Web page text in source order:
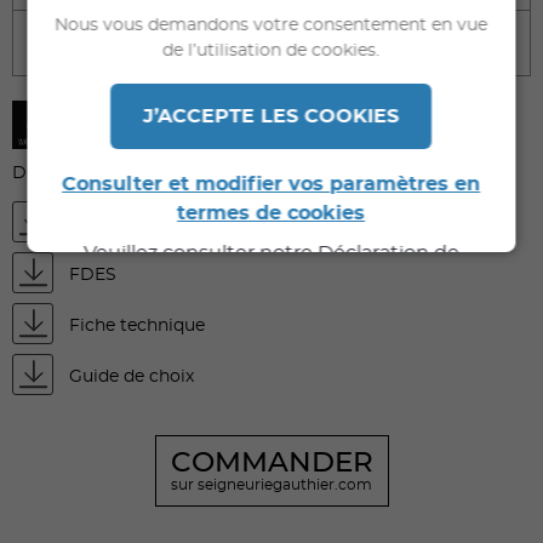
Caractéristiques techniques
DOCUMENTS À TÉLÉCHARGER
FDES
Fiche technique
Guide de choix
COMMANDER
sur seigneuriegauthier.com
Nous vous demandons votre consentement en vue
de l’utilisation de cookies.
J’ACCEPTE LES COOKIES
Consulter et modifier vos paramètres en
termes de cookies
Veuillez consulter notre Déclaration de
Confidentialité pour de plus amples